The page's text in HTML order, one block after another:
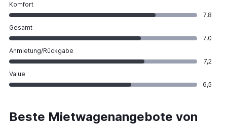
Komfort
7,8
Gesamt
7,0
Anmietung/Rückgabe
7,2
Value
6,5
Beste Mietwagenangebote von